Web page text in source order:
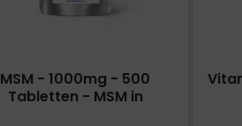
MSM - 1000mg - 500
Tabletten - MSM in